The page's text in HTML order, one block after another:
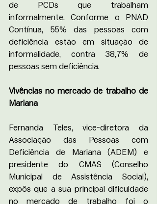
de PCDs que trabalham
informalmente. Conforme o PNAD
Contínua, 55% das pessoas com
deficiência estão em situação de
informalidade, contra 38,7% de
pessoas sem deficiência.
Vivências no mercado de trabalho de
Mariana
Fernanda Teles, vice-diretora da
Associação das Pessoas com
Deficiência de Mariana (ADEM) e
presidente do CMAS (Conselho
Municipal de Assistência Social),
expôs que a sua principal dificuldade
no mercado de trabalho foi o